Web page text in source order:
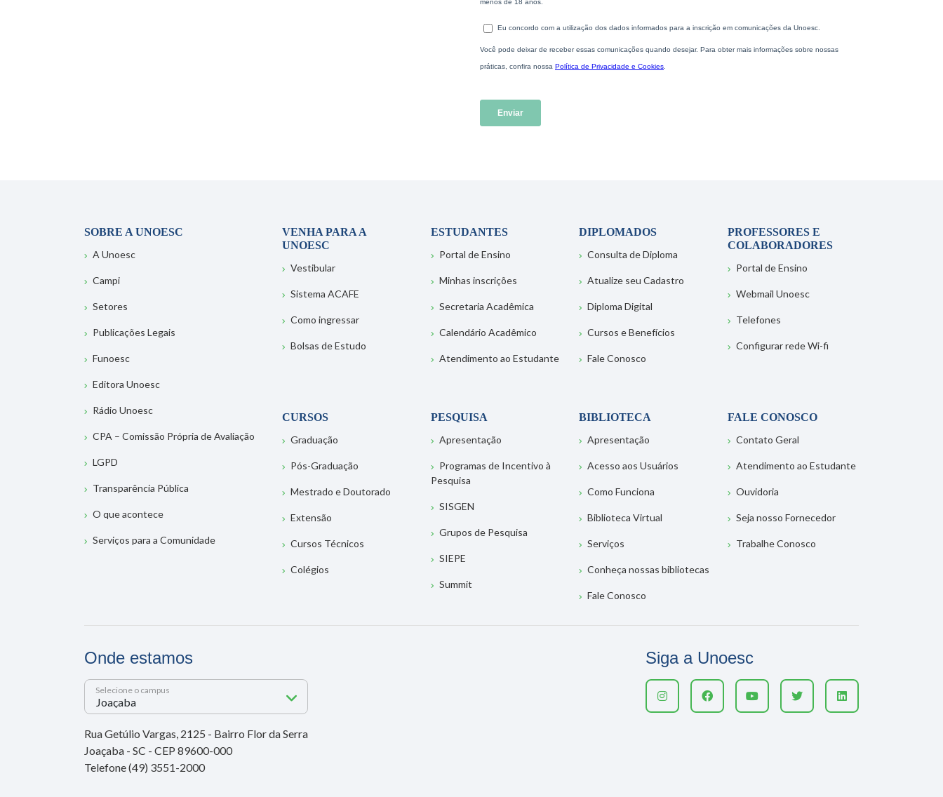
SOBRE A UNOESC
A Unoesc
Campi
Setores
Publicações Legais
Funoesc
Editora Unoesc
Rádio Unoesc
CPA – Comissão Própria de Avaliação
LGPD
Transparência Pública
O que acontece
Serviços para a Comunidade
VENHA PARA A
UNOESC
Vestibular
Sistema ACAFE
Como ingressar
Bolsas de Estudo
ESTUDANTES
Portal de Ensino
Minhas inscrições
Secretaria Acadêmica
Calendário Acadêmico
Atendimento ao Estudante
DIPLOMADOS
Consulta de Diploma
Atualize seu Cadastro
Diploma Digital
Cursos e Benefícios
Fale Conosco
PROFESSORES E
COLABORADORES
Portal de Ensino
Webmail Unoesc
Telefones
Configurar rede Wi-fi
CURSOS
Graduação
Pós-Graduação
Mestrado e Doutorado
Extensão
Cursos Técnicos
Colégios
PESQUISA
Apresentação
Programas de Incentivo à
Pesquisa
SISGEN
Grupos de Pesquisa
SIEPE
Summit
BIBLIOTECA
Apresentação
Acesso aos Usuários
Como Funciona
Biblioteca Virtual
Serviços
Conheça nossas bibliotecas
Fale Conosco
FALE CONOSCO
Contato Geral
Atendimento ao Estudante
Ouvidoria
Seja nosso Fornecedor
Trabalhe Conosco
Onde estamos
Selecione o campus
Rua Getúlio Vargas, 2125 - Bairro Flor da Serra
Joaçaba - SC - CEP 89600-000
Telefone (49) 3551-2000
Siga a Unoesc